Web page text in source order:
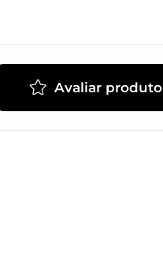
Avaliar produto